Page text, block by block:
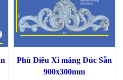
Phù Điêu Xi măng Đúc Sẵn
900x300mm